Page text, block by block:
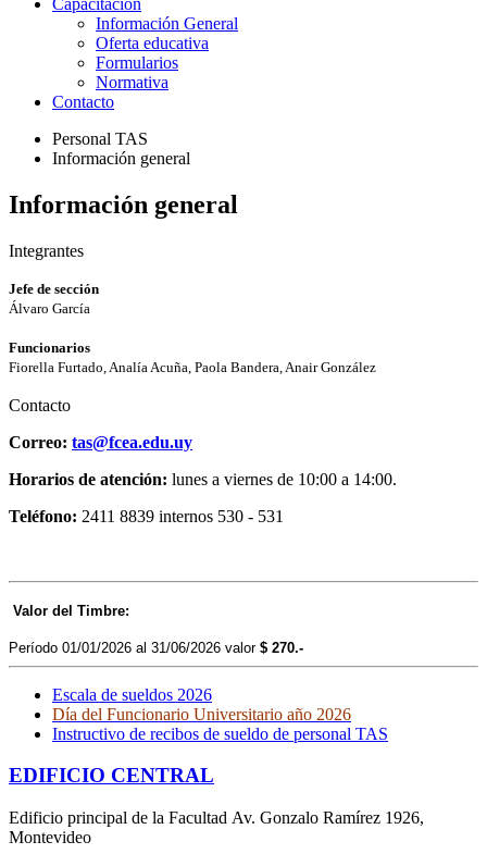
Información General
Oferta educativa
Formularios
Normativa
Contacto
Personal TAS
Información general
Información general
Integrantes
Jefe de sección
Álvaro García
Funcionarios
Fiorella Furtado, Analía Acuña, Paola Bandera, Anair González
Contacto
Correo: tas@fcea.edu.uy
Horarios de atención: lunes a viernes de 10:00 a 14:00.
Teléfono: 2411 8839 internos 530 - 531
Valor del Timbre:
Período 01/01/2026 al 31/06/2026 valor$ 270.-
Escala de sueldos 2026
Día del Funcionario Universitario año 2026
Instructivo de recibos de sueldo de personal TAS
EDIFICIO CENTRAL
Edificio principal de la Facultad Av. Gonzalo Ramírez 1926,
Montevideo